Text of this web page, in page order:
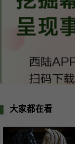
大家都在看